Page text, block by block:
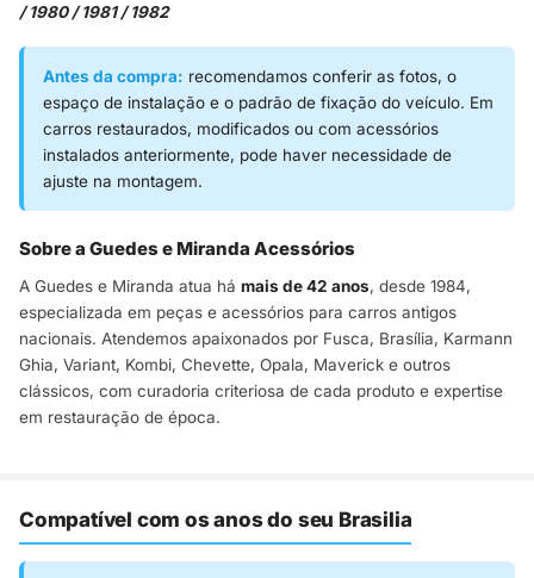
/ 1980 / 1981 / 1982
Antes da compra: recomendamos conferir as fotos, o
espaço de instalação e o padrão de fixação do veículo. Em
carros restaurados, modificados ou com acessórios
instalados anteriormente, pode haver necessidade de
ajuste na montagem.
Sobre a Guedes e Miranda Acessórios
A Guedes e Miranda atua há mais de 42 anos, desde 1984,
especializada em peças e acessórios para carros antigos
nacionais. Atendemos apaixonados por Fusca, Brasília, Karmann
Ghia, Variant, Kombi, Chevette, Opala, Maverick e outros
clássicos, com curadoria criteriosa de cada produto e expertise
em restauração de época.
Compatível com os anos do seu Brasilia